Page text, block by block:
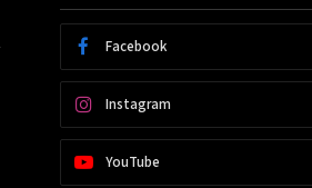
Facebook
Instagram
YouTube